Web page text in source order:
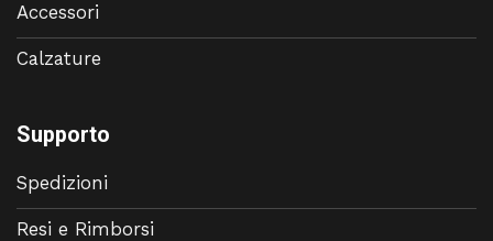
Accessori
Calzature
Supporto
Spedizioni
Resi e Rimborsi